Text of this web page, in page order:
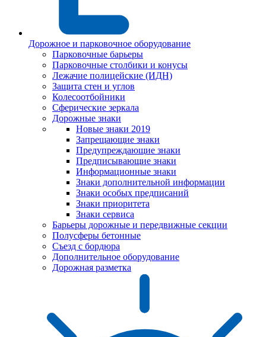
Дорожное и парковочное оборудование
Парковочные барьеры
Парковочные столбики и конусы
Лежачие полицейские (ИДН)
Защита стен и углов
Колесоотбойники
Сферические зеркала
Дорожные знаки
Новые знаки 2019
Запрещающие знаки
Предупреждающие знаки
Предписывающие знаки
Информационные знаки
Знаки дополнительной информации
Знаки особых предписаний
Знаки приоритета
Знаки сервиса
Барьеры дорожные и передвижные секции
Полусферы бетонные
Съезд с бордюра
Дополнительное оборудование
Дорожная разметка